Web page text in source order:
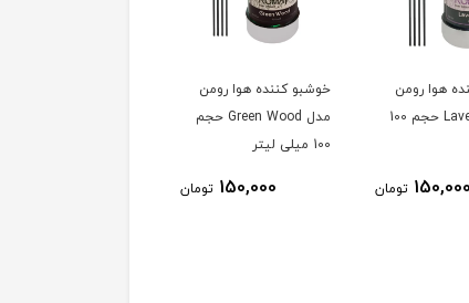
هوا رومن
مدل Lavender حجم 100
150,000 تومان
خوشبو کننده هوا رومن
مدل Green Wood حجم
100 میلی لیتر
150,000 تومان